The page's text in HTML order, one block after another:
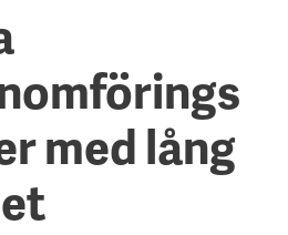
med lång